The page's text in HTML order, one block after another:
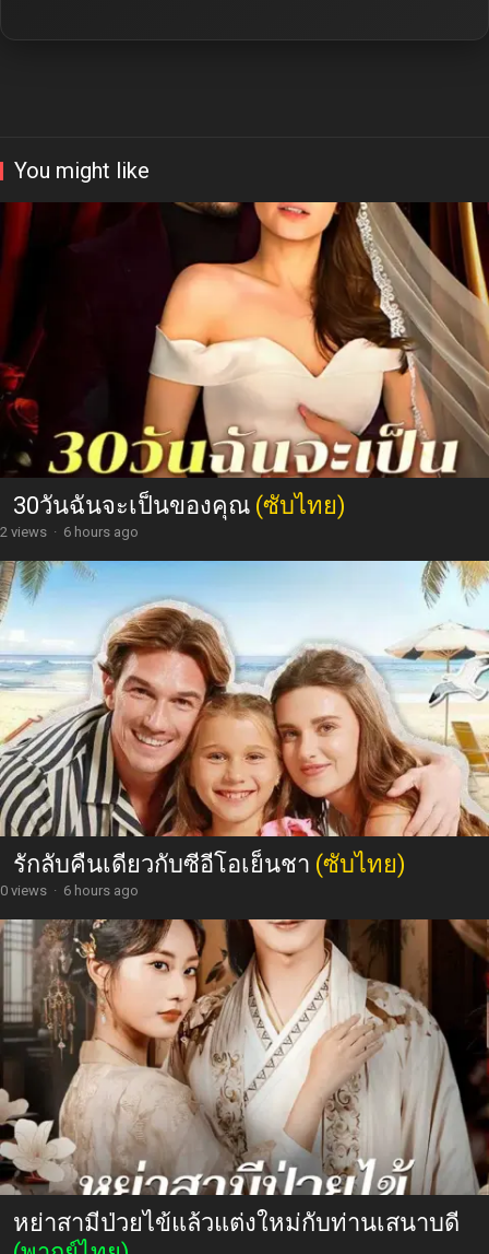
You might like
30วันฉันจะเป็นของคุณ (ซับไทย)
2 views · 6 hours ago
รักลับคืนเดียวกับซีอีโอเย็นชา (ซับไทย)
0 views · 6 hours ago
หย่าสามีป่วยไข้แล้วแต่งใหม่กับท่านเสนาบดี